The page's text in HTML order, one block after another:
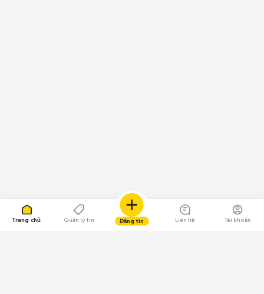
Trang chủ Quản lý tin Đăng tin Liên hệ Tài khoản